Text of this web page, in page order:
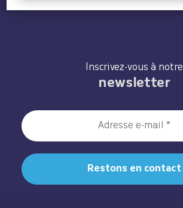
Inscrivez-vous à notre
newsletter